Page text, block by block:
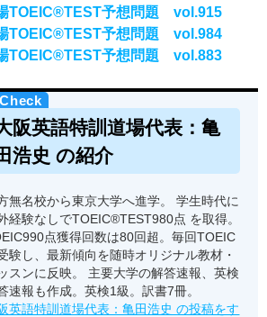
TOEIC®TEST予想問題 vol.915
TOEIC®TEST予想問題 vol.984
TOEIC®TEST予想問題 vol.883
阪英語特訓道場代表：亀
浩史 の紹介
無名校から東京大学へ進学。 学生時代に
経験なしでTOEIC®TEST980点 を取得。
点獲得回数は80回超。毎回TOEIC
験し、最新傾向を随時オリジナル教材・
スンに反映。 主要大学の解答速報、英検
速報も作成。英検1級。訳書7冊。
英語特訓道場代表：亀田浩史 の投稿をす